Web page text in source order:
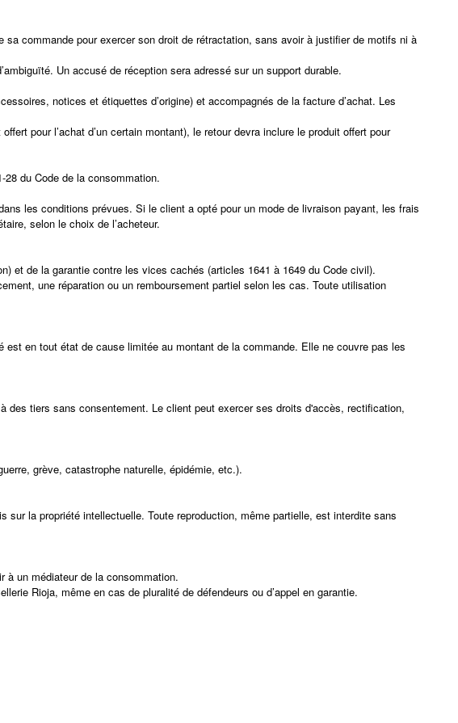
sa commande pour exercer son droit de rétractation, sans avoir à justifier de motifs ni à
Un accusé de réception sera adressé sur un support durable.
notices et étiquettes d’origine) et accompagnés de la facture d’achat. Les
pour l’achat d’un certain montant), le retour devra inclure le produit offert pour
du Code de la consommation.
les conditions prévues. Si le client a opté pour un mode de livraison payant, les frais
selon le choix de l’acheteur.
et de la garantie contre les vices cachés (articles 1641 à 1649 du Code civil).
une réparation ou un remboursement partiel selon les cas. Toute utilisation
en tout état de cause limitée au montant de la commande. Elle ne couvre pas les
des tiers sans consentement. Le client peut exercer ses droits d'accès, rectification,
grève, catastrophe naturelle, épidémie, etc.).
la propriété intellectuelle. Toute reproduction, même partielle, est interdite sans
à un médiateur de la consommation.
Rioja, même en cas de pluralité de défendeurs ou d’appel en garantie.